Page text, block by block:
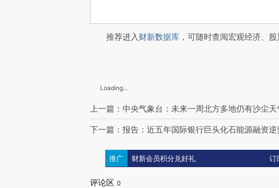
推荐进入财新数据库 ，可随时查阅宏观经济、
Loading...
上一篇：中央气象台：未来一周北方多地仍有沙尘天
下一篇：报告：近五年国际银行巨头化石能源融资
推广 财新会员积分兑好礼 订
评论区 0